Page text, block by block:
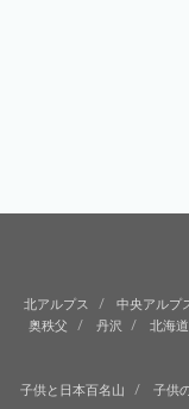
北アルプス
中央アルプ
奥秩父
丹沢 北海道
子供と日本百名山 子供